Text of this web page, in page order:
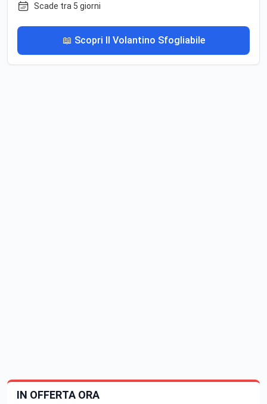
Scade tra 5 giorni
📖 Scopri Il Volantino Sfogliabile
IN OFFERTA ORA